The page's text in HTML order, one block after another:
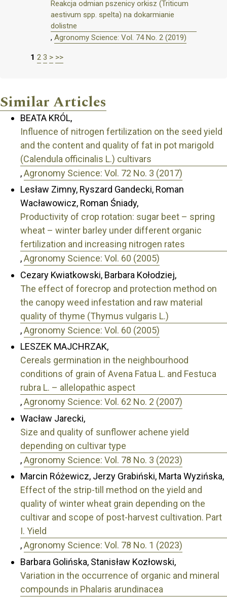
Reakcja odmian pszenicy orkisz (Triticum
aestivum spp. spelta) na dokarmianie
dolistne
, Agronomy Science: Vol. 74 No. 2 (2019)
1 2 3 > >>
Similar Articles
BEATA KRÓL,
Influence of nitrogen fertilization on the seed yield
and the content and quality of fat in pot marigold
(Calendula officinalis L.) cultivars
,Agronomy Science: Vol. 72 No. 3 (2017)
Lesław Zimny, Ryszard Gandecki, Roman
Wacławowicz, Roman Śniady,
Productivity of crop rotation: sugar beet – spring
wheat – winter barley under different organic
fertilization and increasing nitrogen rates
,Agronomy Science: Vol. 60 (2005)
Cezary Kwiatkowski, Barbara Kołodziej,
The effect of forecrop and protection method on
the canopy weed infestation and raw material
quality of thyme (Thymus vulgaris L.)
,Agronomy Science: Vol. 60 (2005)
LESZEK MAJCHRZAK,
Cereals germination in the neighbourhood
conditions of grain of Avena Fatua L. and Festuca
rubra L. – allelopathic aspect
,Agronomy Science: Vol. 62 No. 2 (2007)
Wacław Jarecki,
Size and quality of sunflower achene yield
depending on cultivar type
,Agronomy Science: Vol. 78 No. 3 (2023)
Marcin Różewicz, Jerzy Grabiński, Marta Wyzińska,
Effect of the strip-till method on the yield and
quality of winter wheat grain depending on the
cultivar and scope of post-harvest cultivation. Part
I. Yield
,Agronomy Science: Vol. 78 No. 1 (2023)
Barbara Golińska, Stanisław Kozłowski,
Variation in the occurrence of organic and mineral
compounds in Phalaris arundinacea